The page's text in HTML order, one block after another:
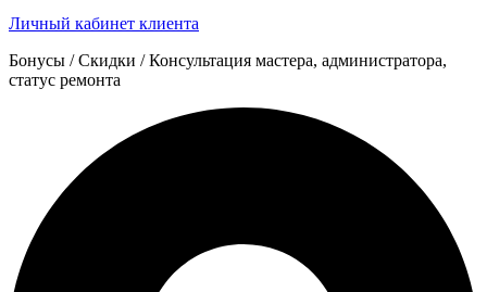
Личный кабинет клиента
Бонусы / Скидки / Консультация мастера, администратора,
статус ремонта